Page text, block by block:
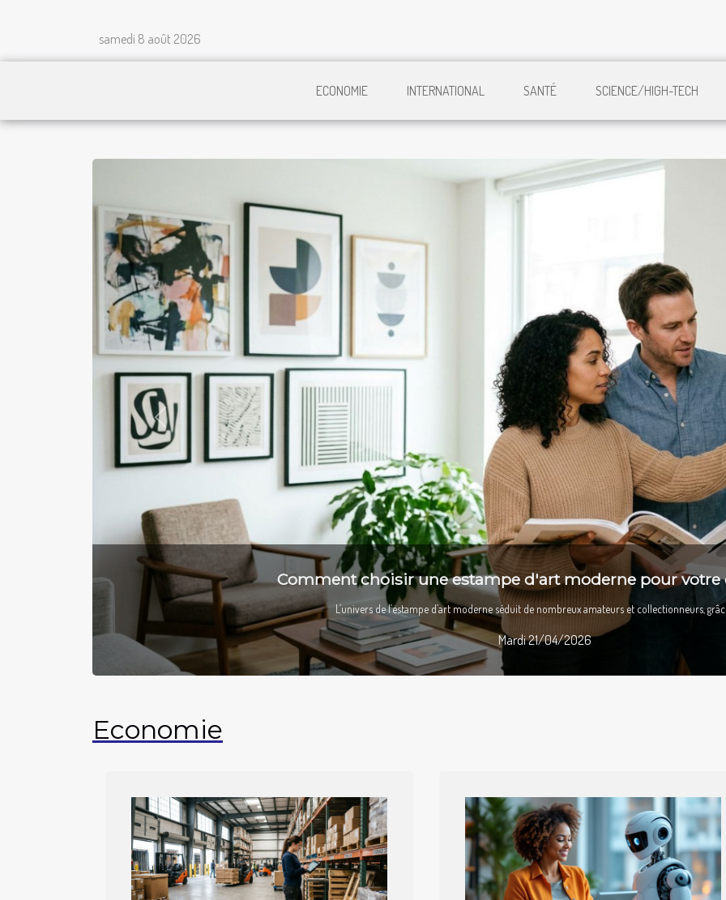
samedi 8 août 2026
ECONOMIE INTERNATIONAL SANTÉ SCIENCE/HIGH-TECH
Comment organiser un week-end de détente à moins d’une heure
À la recherche d’une pause bien méritée loin de l’agitation urbaine, nombreux sont ceux
Lundi 13/04/2026
Previous
Economie